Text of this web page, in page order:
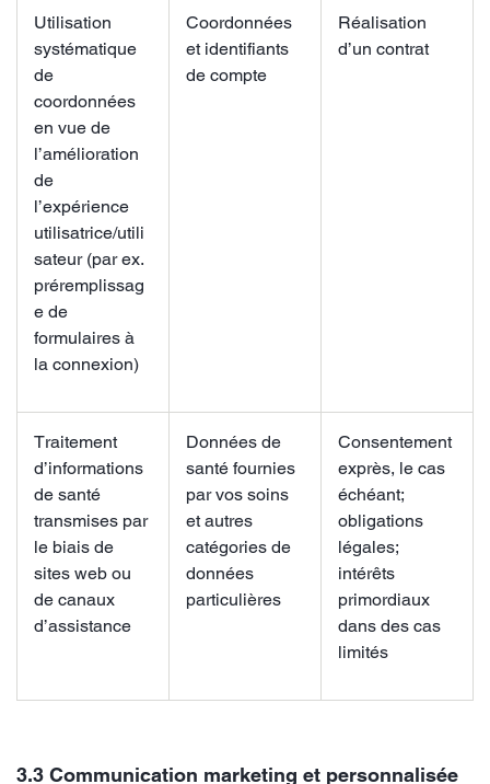
Utilisation
systématique
de
coordonnées
en vue de
l’amélioration
de
l’expérience
utilisatrice/utili
sateur (par ex.
préremplissag
e de
formulaires à
la connexion)
Coordonnées
et identifiants
de compte
Réalisation
d’un contrat
Traitement
d’informations
de santé
transmises par
le biais de
sites web ou
de canaux
d’assistance
Données de
santé fournies
par vos soins
et autres
catégories de
données
particulières
Consentement
exprès, le cas
échéant;
obligations
légales;
intérêts
primordiaux
dans des cas
limités
3.3 Communication marketing et personnalisée